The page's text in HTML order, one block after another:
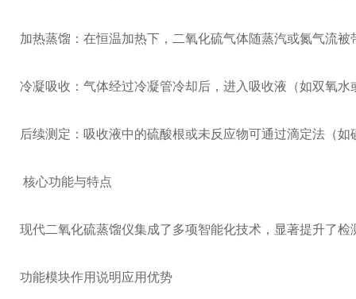
加热蒸馏：在恒温加热下，二氧化硫气体随蒸汽或氮气流被
冷凝吸收：气体经过冷凝管冷却后，进入吸收液（如双氧
后续测定：吸收液中的硫酸根或未反应物可通过滴定法（
核心功能与特点
现代二氧化硫蒸馏仪集成了多项智能化技术，显著提升了检
功能模块作用说明应用优势